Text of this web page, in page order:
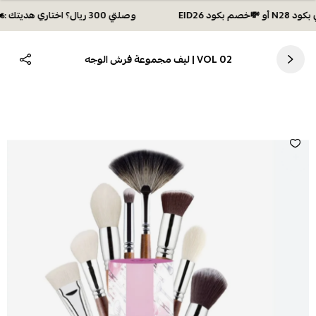
وصلتي 300 ريال؟ اختاري هديتك :🏍 شحن مجاني بكود N28 أو 💸خصم بكود EID26
VOL 02 | ليف مجموعة فرش الوجه